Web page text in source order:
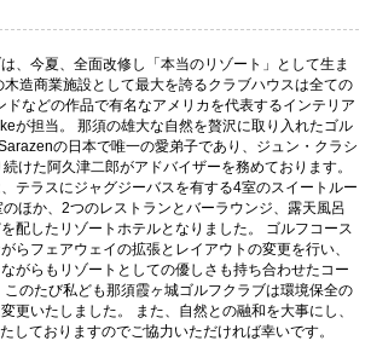
、今夏、全面改修し「本当のリゾート」として生ま
造商業施設として最大を誇るクラブハウスは全ての
ドなどの作品で有名なアメリカを代表するインテリア
が担当。 那須の雄大な自然を贅沢に取り入れたゴル
の日本で唯一の愛弟子であり、ジュン・クラシ
けた阿久津二郎がアドバイザーを務めております。
テラスにジャグジーバスを有する4室のスイートルー
ほか、2つのレストランとバーラウンジ、露天風呂
配したリゾートホテルとなりました。 ゴルフコース
らフェアウェイの拡張とレイアウトの変更を行い、
がらもリゾートとしての優しさも持ち合わせたコー
このたび私ども那須霞ヶ城ゴルフクラブは環境保全の
更いたしました。 また、自然との融和を大事にし、
しておりますのでご協力いただければ幸いです。